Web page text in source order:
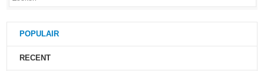
POPULAIR
RECENT